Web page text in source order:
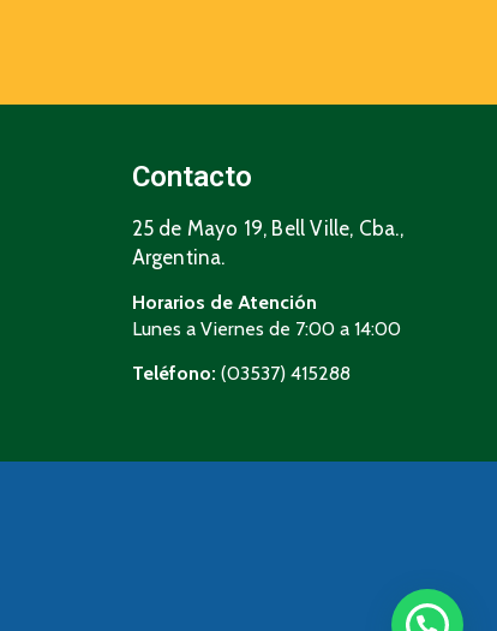
Contacto
25 de Mayo 19, Bell Ville, Cba.,
Argentina.
Horarios de Atención
Lunes a Viernes de 7:00 a 14:00
Teléfono: (03537) 415288